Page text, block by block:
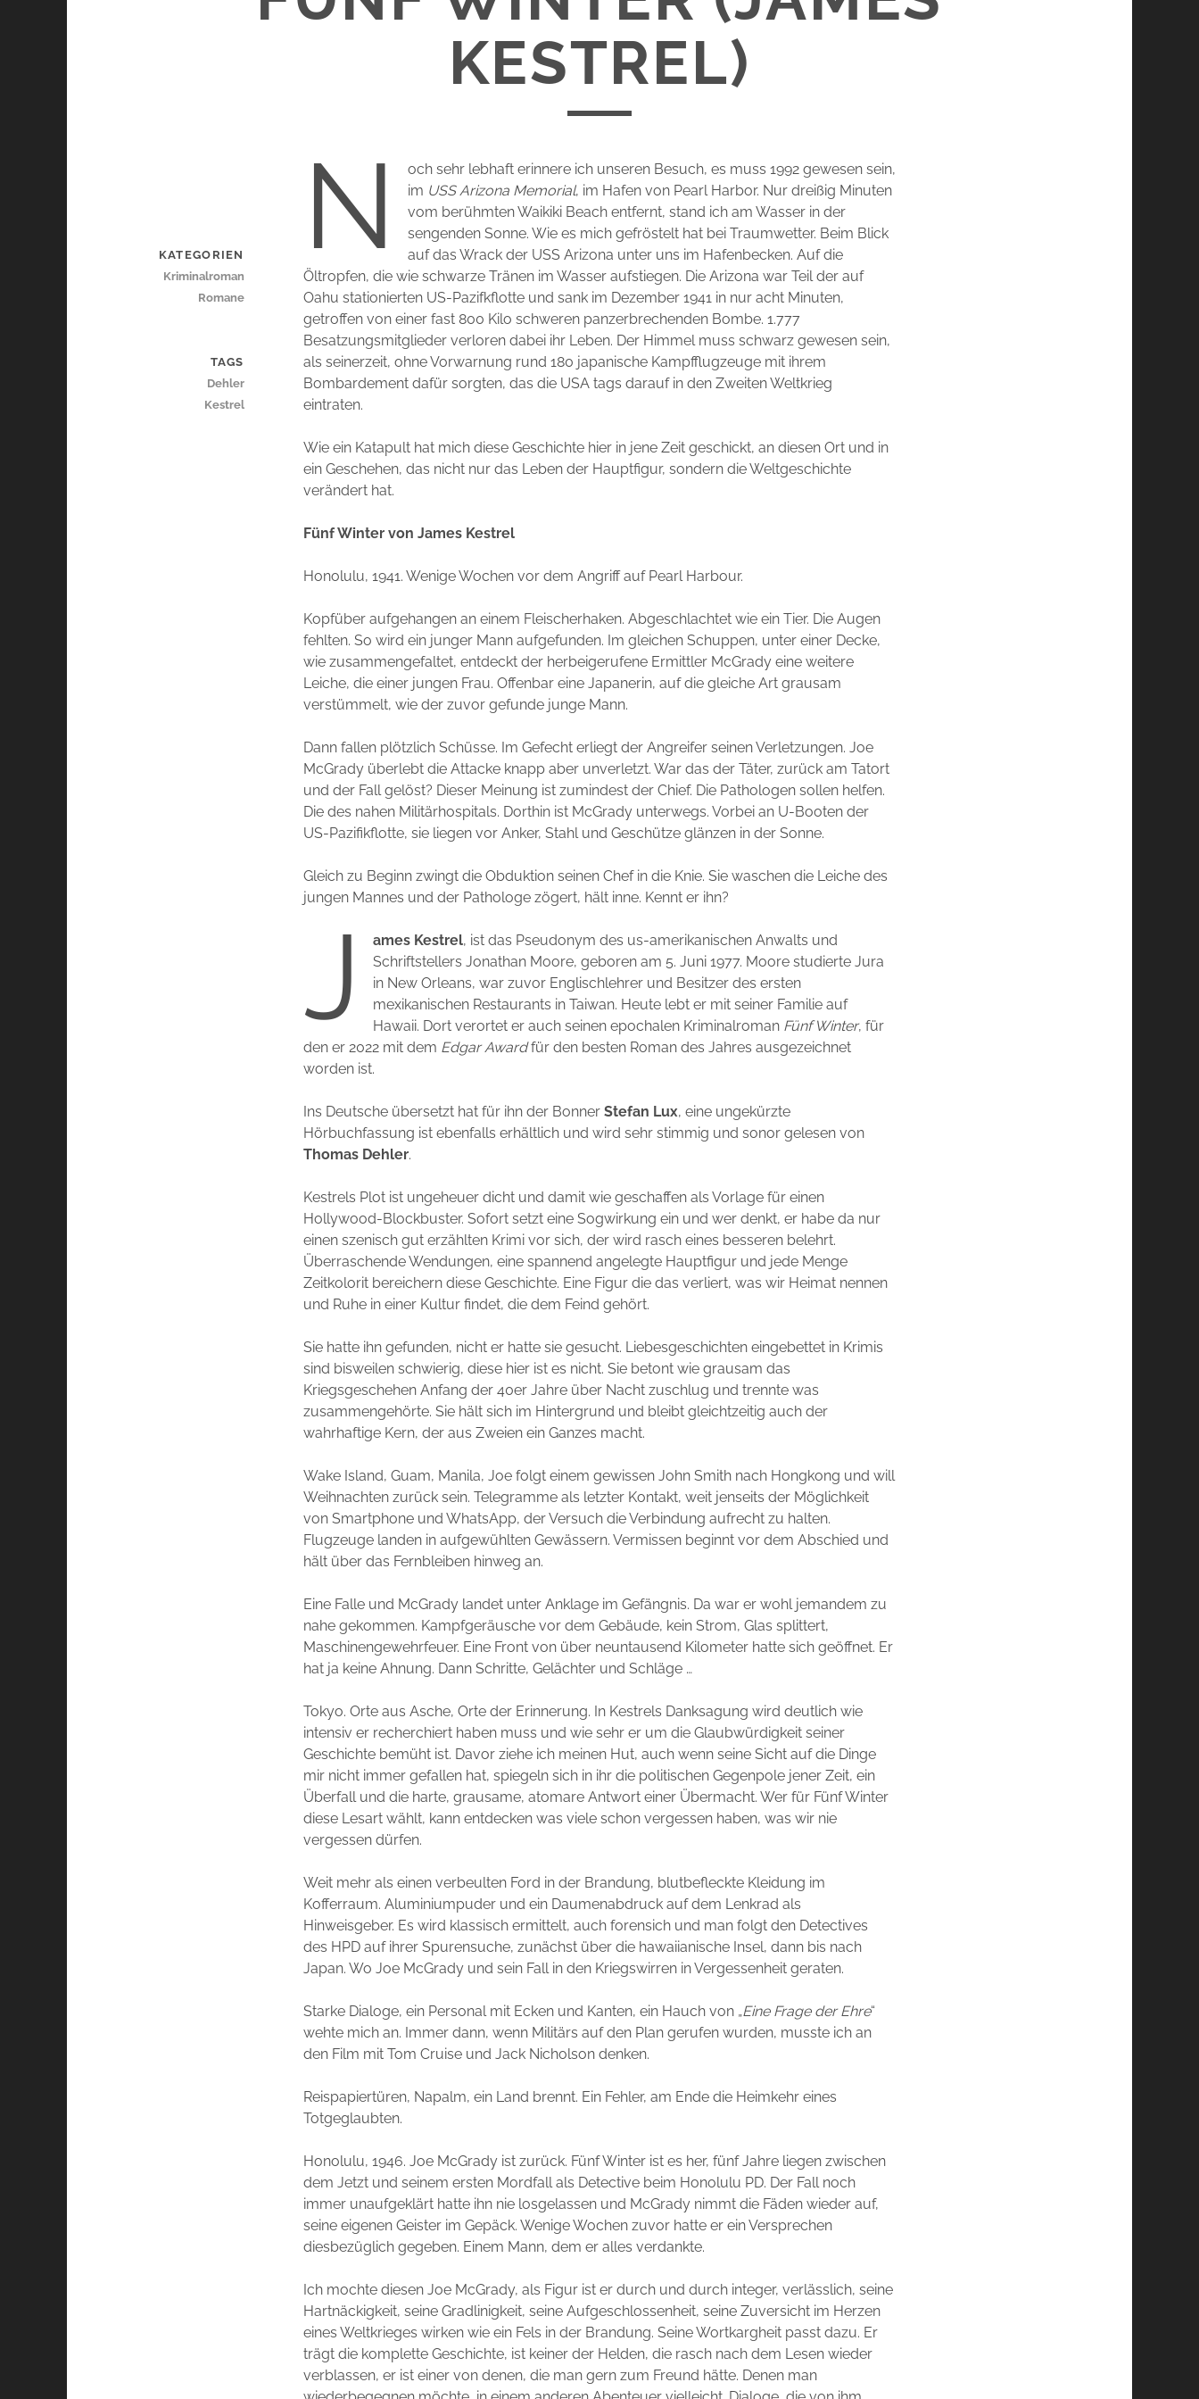
KESTREL)
N
och sehr lebhaft erinnere ich unseren Besuch, es muss 1992 gewesen sein,
im USS Arizona Memorial, im Hafen von Pearl Harbor. Nur dreißig Minuten
vom berühmten Waikiki Beach entfernt, stand ich am Wasser in der
sengenden Sonne. Wie es mich gefröstelt hat bei Traumwetter. Beim Blick
auf das Wrack der USS Arizona unter uns im Hafenbecken. Auf die
Öltropfen, die wie schwarze Tränen im Wasser aufstiegen. Die Arizona war Teil der auf
Oahu stationierten US-Pazifkflotte und sank im Dezember 1941 in nur acht Minuten,
getroffen von einer fast 800 Kilo schweren panzerbrechenden Bombe. 1.777
Besatzungsmitglieder verloren dabei ihr Leben. Der Himmel muss schwarz gewesen sein,
als seinerzeit, ohne Vorwarnung rund 180 japanische Kampfflugzeuge mit ihrem
Bombardement dafür sorgten, das die USA tags darauf in den Zweiten Weltkrieg
eintraten.
Wie ein Katapult hat mich diese Geschichte hier in jene Zeit geschickt, an diesen Ort und in
ein Geschehen, das nicht nur das Leben der Hauptfigur, sondern die Weltgeschichte
verändert hat.
Fünf Winter von James Kestrel
Honolulu, 1941. Wenige Wochen vor dem Angriff auf Pearl Harbour.
Kopfüber aufgehangen an einem Fleischerhaken. Abgeschlachtet wie ein Tier. Die Augen
fehlten. So wird ein junger Mann aufgefunden. Im gleichen Schuppen, unter einer Decke,
wie zusammengefaltet, entdeckt der herbeigerufene Ermittler McGrady eine weitere
Leiche, die einer jungen Frau. Offenbar eine Japanerin, auf die gleiche Art grausam
verstümmelt, wie der zuvor gefunde junge Mann.
Dann fallen plötzlich Schüsse. Im Gefecht erliegt der Angreifer seinen Verletzungen. Joe
McGrady überlebt die Attacke knapp aber unverletzt. War das der Täter, zurück am Tatort
und der Fall gelöst? Dieser Meinung ist zumindest der Chief. Die Pathologen sollen helfen.
Die des nahen Militärhospitals. Dorthin ist McGrady unterwegs. Vorbei an U-Booten der
US-Pazifikflotte, sie liegen vor Anker, Stahl und Geschütze glänzen in der Sonne.
Gleich zu Beginn zwingt die Obduktion seinen Chef in die Knie. Sie waschen die Leiche des
jungen Mannes und der Pathologe zögert, hält inne. Kennt er ihn?
J ames Kestrel, ist das Pseudonym des us-amerikanischen Anwalts und
Schriftstellers Jonathan Moore, geboren am 5. Juni 1977. Moore studierte Jura
in New Orleans, war zuvor Englischlehrer und Besitzer des ersten
mexikanischen Restaurants in Taiwan. Heute lebt er mit seiner Familie auf
Hawaii. Dort verortet er auch seinen epochalen Kriminalroman Fünf Winter, für
den er 2022 mit dem Edgar Awardfür den besten Roman des Jahres ausgezeichnet
worden ist.
Ins Deutsche übersetzt hat für ihn der BonnerStefan Lux, eine ungekürzte
Hörbuchfassung ist ebenfalls erhältlich und wird sehr stimmig und sonor gelesen von
Thomas Dehler.
Kestrels Plot ist ungeheuer dicht und damit wie geschaffen als Vorlage für einen
Hollywood-Blockbuster. Sofort setzt eine Sogwirkung ein und wer denkt, er habe da nur
einen szenisch gut erzählten Krimi vor sich, der wird rasch eines besseren belehrt.
Überraschende Wendungen, eine spannend angelegte Hauptfigur und jede Menge
Zeitkolorit bereichern diese Geschichte. Eine Figur die das verliert, was wir Heimat nennen
und Ruhe in einer Kultur findet, die dem Feind gehört.
Sie hatte ihn gefunden, nicht er hatte sie gesucht. Liebesgeschichten eingebettet in Krimis
sind bisweilen schwierig, diese hier ist es nicht. Sie betont wie grausam das
Kriegsgeschehen Anfang der 40er Jahre über Nacht zuschlug und trennte was
zusammengehörte. Sie hält sich im Hintergrund und bleibt gleichtzeitig auch der
wahrhaftige Kern, der aus Zweien ein Ganzes macht.
Wake Island, Guam, Manila, Joe folgt einem gewissen John Smith nach Hongkong und will
Weihnachten zurück sein. Telegramme als letzter Kontakt, weit jenseits der Möglichkeit
von Smartphone und WhatsApp, der Versuch die Verbindung aufrecht zu halten.
Flugzeuge landen in aufgewühlten Gewässern. Vermissen beginnt vor dem Abschied und
hält über das Fernbleiben hinweg an.
Eine Falle und McGrady landet unter Anklage im Gefängnis. Da war er wohl jemandem zu
nahe gekommen. Kampfgeräusche vor dem Gebäude, kein Strom, Glas splittert,
Maschinengewehrfeuer. Eine Front von über neuntausend Kilometer hatte sich geöffnet. Er
hat ja keine Ahnung. Dann Schritte, Gelächter und Schläge …
Tokyo. Orte aus Asche, Orte der Erinnerung. In Kestrels Danksagung wird deutlich wie
intensiv er recherchiert haben muss und wie sehr er um die Glaubwürdigkeit seiner
Geschichte bemüht ist. Davor ziehe ich meinen Hut, auch wenn seine Sicht auf die Dinge
mir nicht immer gefallen hat, spiegeln sich in ihr die politischen Gegenpole jener Zeit, ein
Überfall und die harte, grausame, atomare Antwort einer Übermacht. Wer für Fünf Winter
diese Lesart wählt, kann entdecken was viele schon vergessen haben, was wir nie
vergessen dürfen.
Weit mehr als einen verbeulten Ford in der Brandung, blutbefleckte Kleidung im
Kofferraum. Aluminiumpuder und ein Daumenabdruck auf dem Lenkrad als
Hinweisgeber. Es wird klassisch ermittelt, auch forensich und man folgt den Detectives
des HPD auf ihrer Spurensuche, zunächst über die hawaiianische Insel, dann bis nach
Japan. Wo Joe McGrady und sein Fall in den Kriegswirren in Vergessenheit geraten.
Starke Dialoge, ein Personal mit Ecken und Kanten, ein Hauch von „Eine Frage der Ehre“
wehte mich an. Immer dann, wenn Militärs auf den Plan gerufen wurden, musste ich an
den Film mit Tom Cruise und Jack Nicholson denken.
Reispapiertüren, Napalm, ein Land brennt. Ein Fehler, am Ende die Heimkehr eines
Totgeglaubten.
Honolulu, 1946. Joe McGrady ist zurück. Fünf Winter ist es her, fünf Jahre liegen zwischen
dem Jetzt und seinem ersten Mordfall als Detective beim Honolulu PD. Der Fall noch
immer unaufgeklärt hatte ihn nie losgelassen und McGrady nimmt die Fäden wieder auf,
seine eigenen Geister im Gepäck. Wenige Wochen zuvor hatte er ein Versprechen
diesbezüglich gegeben. Einem Mann, dem er alles verdankte.
Ich mochte diesen Joe McGrady, als Figur ist er durch und durch integer, verlässlich, seine
Hartnäckigkeit, seine Gradlinigkeit, seine Aufgeschlossenheit, seine Zuversicht im Herzen
eines Weltkrieges wirken wie ein Fels in der Brandung. Seine Wortkargheit passt dazu. Er
trägt die komplette Geschichte, ist keiner der Helden, die rasch nach dem Lesen wieder
verblassen, er ist einer von denen, die man gern zum Freund hätte. Denen man
KATEGORIEN
Kriminalroman
Romane
TAGS
Dehler
Kestrel